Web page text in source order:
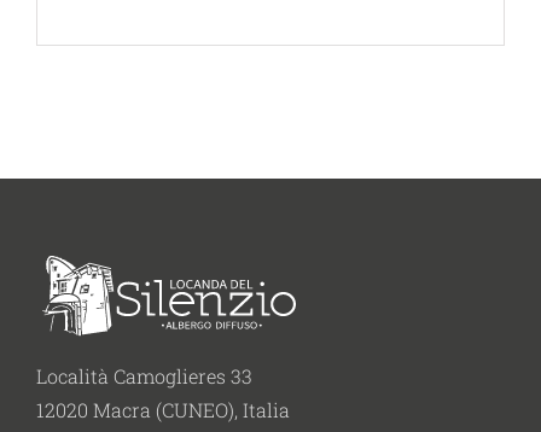
Località Camoglieres 33
12020 Macra (CUNEO), Italia